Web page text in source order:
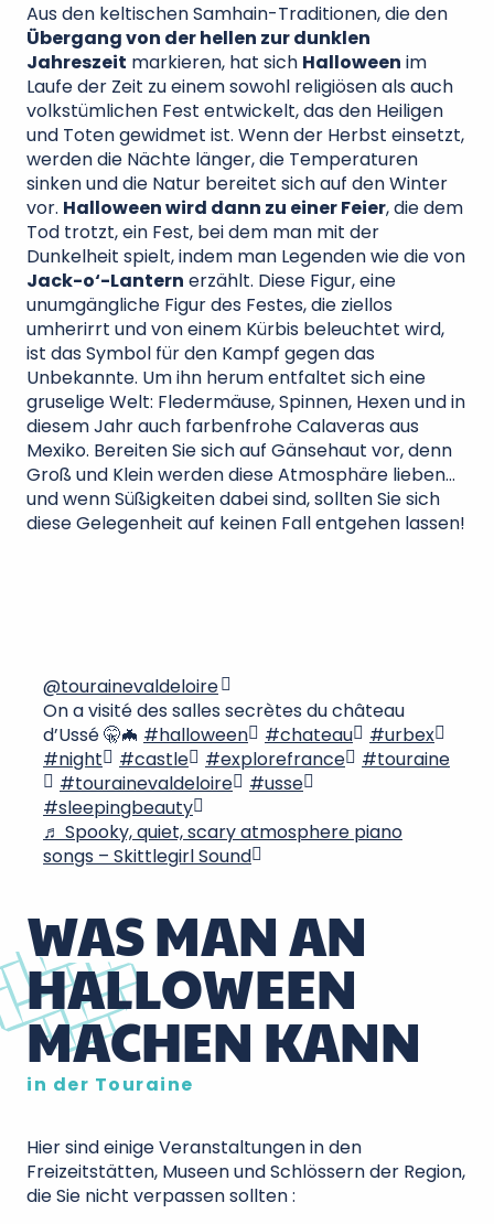
Aus den keltischen Samhain-Traditionen, die den
Übergang von der hellen zur dunklen
Jahreszeit markieren, hat sich Halloween im
Laufe der Zeit zu einem sowohl religiösen als auch
volkstümlichen Fest entwickelt, das den Heiligen
und Toten gewidmet ist. Wenn der Herbst einsetzt,
werden die Nächte länger, die Temperaturen
sinken und die Natur bereitet sich auf den Winter
vor. Halloween wird dann zu einer Feier, die dem
Tod trotzt, ein Fest, bei dem man mit der
Dunkelheit spielt, indem man Legenden wie die von
Jack-o‘-Lantern erzählt. Diese Figur, eine
unumgängliche Figur des Festes, die ziellos
umherirrt und von einem Kürbis beleuchtet wird,
ist das Symbol für den Kampf gegen das
Unbekannte. Um ihn herum entfaltet sich eine
gruselige Welt: Fledermäuse, Spinnen, Hexen und in
diesem Jahr auch farbenfrohe Calaveras aus
Mexiko. Bereiten Sie sich auf Gänsehaut vor, denn
Groß und Klein werden diese Atmosphäre lieben…
und wenn Süßigkeiten dabei sind, sollten Sie sich
diese Gelegenheit auf keinen Fall entgehen lassen!
@tourainevaldeloire
On a visité des salles secrètes du château
d’Ussé 🤫🦇 #halloween #chateau
#urbex
#night
#castle #explorefrance
#touraine
#tourainevaldeloire
#usse
#sleepingbeauty
♬ Spooky, quiet, scary atmosphere piano
songs – Skittlegirl Sound
WAS MAN AN
HALLOWEEN
MACHEN KANN
in der Touraine
Hier sind einige Veranstaltungen in den
Freizeitstätten, Museen und Schlössern der Region,
die Sie nicht verpassen sollten :